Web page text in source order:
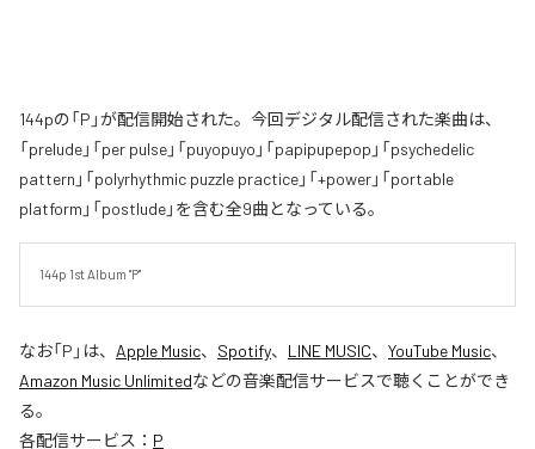
144pの「P」が配信開始された。今回デジタル配信された楽曲は、
「prelude」「per pulse」「puyopuyo」「papipupepop」「psychedelic
pattern」「polyrhythmic puzzle practice」「+power」「portable
platform」「postlude」を含む全9曲となっている。
144p 1st Album "P"
なお「P 」は、 Apple Music、 Spotify、 LINE MUSIC、 YouTube Music、
Amazon Music Unlimitedなどの音楽配信サービスで聴くことができ
る。
各配信サービス： P